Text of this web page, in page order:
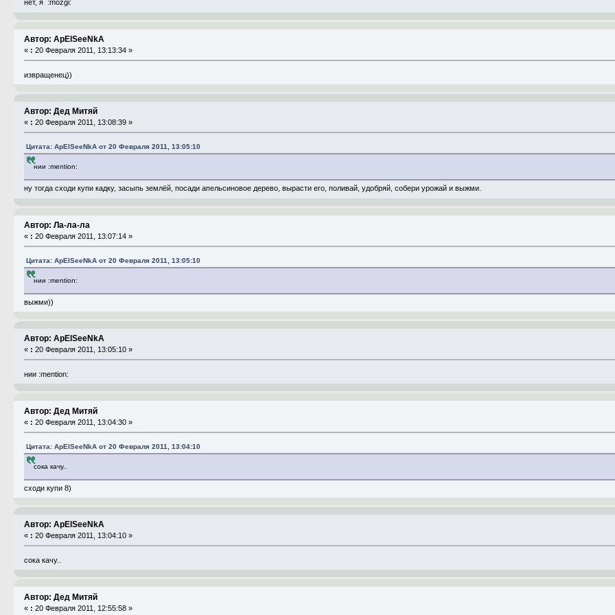
нет, я :mozgi:
Автор: ApElSeeNkA
« : 20 Февраля 2011, 13:13:34 »
извращенец))
Автор: Дед Митяй
« : 20 Февраля 2011, 13:08:39 »
Цитата: ApElSeeNkA от 20 Февраля 2011, 13:05:10
нии :mention:
ну тогда сходи купи кадку, засыпь землёй, посади апельсиновое дерево, вырасти его, поливай, удобряй, собери урожай и выжми.
Автор: Ла-ла-ла
« : 20 Февраля 2011, 13:07:14 »
Цитата: ApElSeeNkA от 20 Февраля 2011, 13:05:10
нии :mention:
выжми))
Автор: ApElSeeNkA
« : 20 Февраля 2011, 13:05:10 »
нии :mention:
Автор: Дед Митяй
« : 20 Февраля 2011, 13:04:30 »
Цитата: ApElSeeNkA от 20 Февраля 2011, 13:04:10
сока качу..
сходи купи 8)
Автор: ApElSeeNkA
« : 20 Февраля 2011, 13:04:10 »
сока качу..
Автор: Дед Митяй
« : 20 Февраля 2011, 12:55:58 »